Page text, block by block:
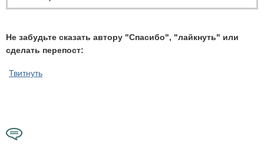
Не забудьте сказать автору "Спасибо", "лайкнуть" или
сделать перепост:
Твитнуть